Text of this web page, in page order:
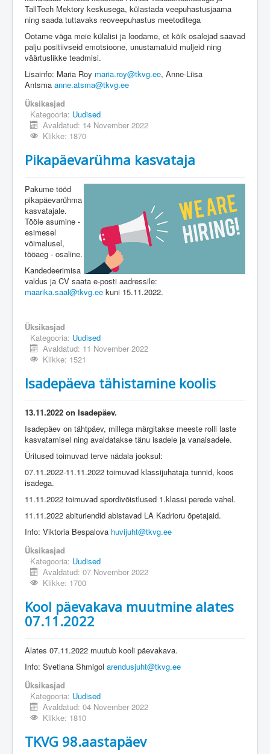
TallTech Mektory keskusega, külastada veepuhastusjaama
ning saada tuttavaks reoveepuhastus meetoditega
Ootame väga meie külalisi ja loodame, et kõik osalejad saavad
palju positiivseid emotsioone, unustamatuid muljeid ning
väärtuslikke teadmisi.
Lisainfo: Maria Roy maria.roy@tkvg.ee, Anne-Liisa
Antsma anne.atsma@tkvg.ee
Üksikasjad
Kategooria: Uudised
Avaldatud: 14 November 2022
Klikke: 1870
Pikapäevarühma kasvataja
Pakume tööd
pikapäevarühma
kasvatajale.
Tööle asumine -
esimesel
võimalusel,
tööaeg - osaline.
Kandedeerimisa
valdus ja CV saata e-posti aadressile:
maarika.saal@tkvg.ee kuni 15.11.2022.
Üksikasjad
Kategooria: Uudised
Avaldatud: 11 November 2022
Klikke: 1521
Isadepäeva tähistamine koolis
13.11.2022 on Isadepäev.
Isadepäev on tähtpäev, millega märgitakse meeste rolli laste
kasvatamisel ning avaldatakse tänu isadele ja vanaisadele.
Üritused toimuvad terve nädala jooksul:
07.11.2022-11.11.2022 toimuvad klassijuhataja tunnid, koos
isadega.
11.11.2022 toimuvad spordivõistlused 1.klassi perede vahel.
11.11.2022 abituriendid abistavad LA Kadrioru õpetajaid.
Info: Viktoria Bespalova huvijuht@tkvg.ee
Üksikasjad
Kategooria: Uudised
Avaldatud: 07 November 2022
Klikke: 1700
Kool päevakava muutmine alates
07.11.2022
Alates 07.11.2022 muutub kooli päevakava.
Info: Svetlana Shmigol arendusjuht@tkvg.ee
Üksikasjad
Kategooria: Uudised
Avaldatud: 04 November 2022
Klikke: 1810
TKVG 98.aastapäev